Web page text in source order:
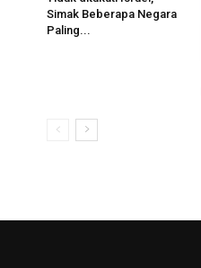
Simak Beberapa Negara
Paling...